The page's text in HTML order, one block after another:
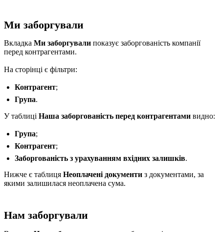
Ми заборгували
Вкладка Ми заборгували показує заборгованість компанії
перед контрагентами.
На сторінці є фільтри:
Контрагент;
Група.
У таблиці Наша заборгованість перед контрагентами видно:
Група;
Контрагент;
Заборгованість з урахуванням вхідних залишків.
Нижче є таблиця Неоплачені документи з документами, за
якими залишилася неоплачена сума.
Нам заборгували